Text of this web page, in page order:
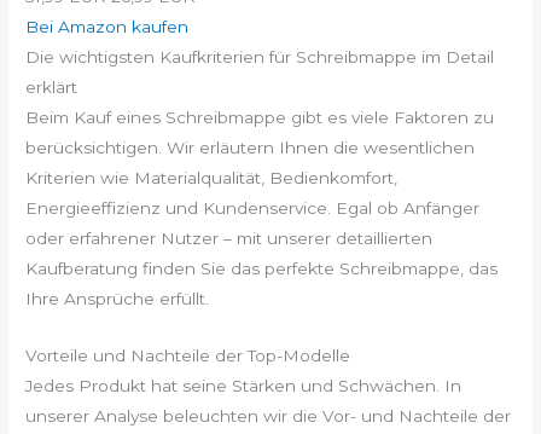
Bei Amazon kaufen
Die wichtigsten Kaufkriterien für Schreibmappe im Detail
erklärt
Beim Kauf eines Schreibmappe gibt es viele Faktoren zu
berücksichtigen. Wir erläutern Ihnen die wesentlichen
Kriterien wie Materialqualität, Bedienkomfort,
Energieeffizienz und Kundenservice. Egal ob Anfänger
oder erfahrener Nutzer – mit unserer detaillierten
Kaufberatung finden Sie das perfekte Schreibmappe, das
Ihre Ansprüche erfüllt.
Vorteile und Nachteile der Top-Modelle
Jedes Produkt hat seine Stärken und Schwächen. In
unserer Analyse beleuchten wir die Vor- und Nachteile der